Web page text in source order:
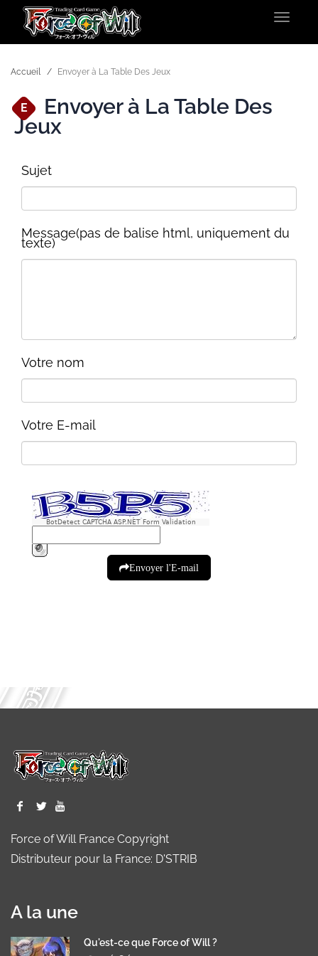
Toggle
Accueil Envoyer à La Table Des Jeux
E Envoyer à La Table Des
Jeux
Sujet
Message(pas de balise html, uniquement du
texte)
Votre nom
Votre E-mail
BotDetect CAPTCHA ASP.NET Form Validation
Envoyer l'E-mail
Force of Will France Copyright
Distributeur pour la France: D'STRIB
A la une
Qu'est-ce que Force of Will ?